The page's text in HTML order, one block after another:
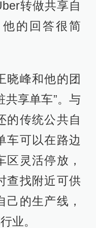
转做共享自
的回答很简
晓峰和他的团
共享单车”。与
的传统公共自
车可以在路边
灵活停放，
查找附近可供
的生产线，
业。